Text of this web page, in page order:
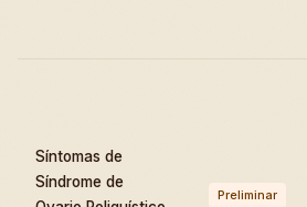
Síntomas de
Síndrome de
Preliminar